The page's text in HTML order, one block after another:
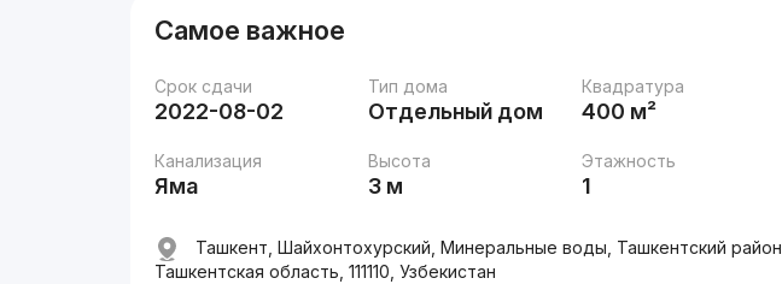
Самое важное
Срок сдачи
2022-08-02
Тип дома
Отдельный дом
Квадратура
400 м²
Канализация
Яма
Высота
3 м
Этажность
1
Ташкент, Шайхонтохурский, Минеральные воды, Ташкентский район,
Ташкентская область, 111110, Узбекистан